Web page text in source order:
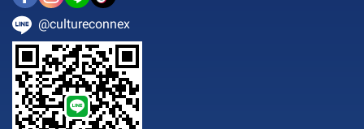
@cultureconnex